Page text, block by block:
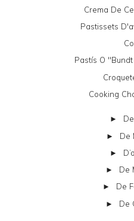
Crema De
Pastissets
Pastís O
Cooking
►
► De
►
► De
► De
► De